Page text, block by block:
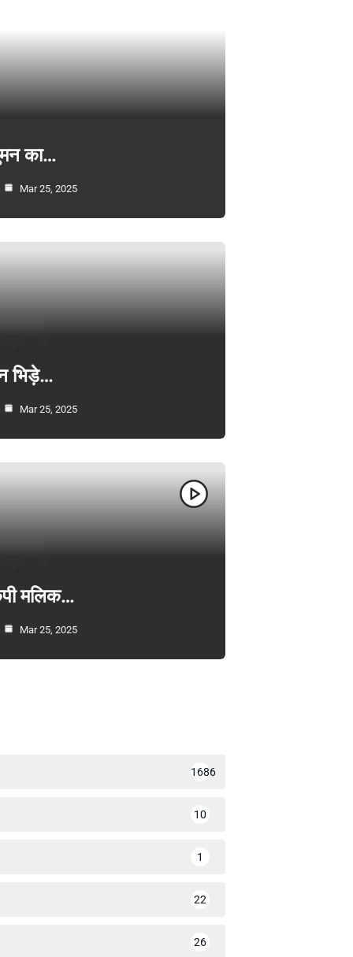
का…
Mar 25, 2025
भिड़े…
Mar 25, 2025
मलिक…
Mar 25, 2025
1686
10
1
22
26